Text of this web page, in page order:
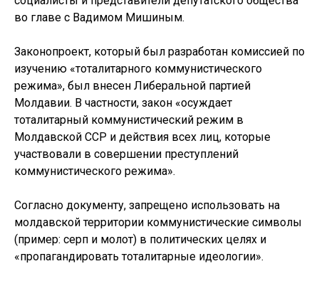
во главе с Вадимом Мишиным.
Законопроект, который был разработан комиссией по
изучению «тоталитарного коммунистического
режима», был внесен Либеральной партией
Молдавии. В частности, закон «осуждает
тоталитарный коммунистический режим в
Молдавской ССР и действия всех лиц, которые
участвовали в совершении преступлений
коммунистического режима».
Согласно документу, запрещено использовать на
молдавской территории коммунистические символы
(пример: серп и молот) в политических целях и
«пропагандировать тоталитарные идеологии».